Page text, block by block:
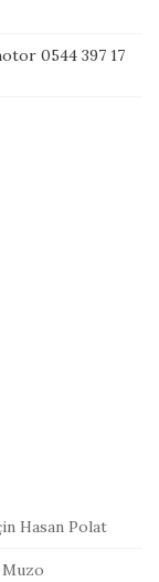
0544 397 17
Hasan Polat
Muzo